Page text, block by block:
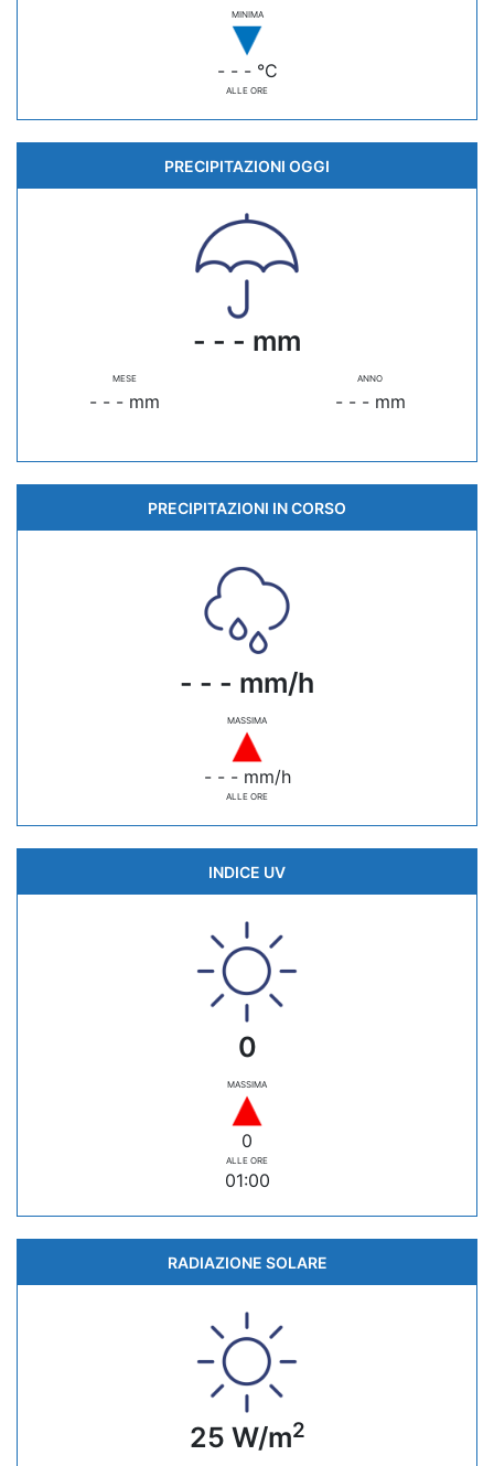
MINIMA
- - - °C
ALLE ORE
PRECIPITAZIONI OGGI
- - - mm
MESE
- - - mm
ANNO
- - - mm
PRECIPITAZIONI IN CORSO
- - - mm/h
MASSIMA
- - - mm/h
ALLE ORE
INDICE UV
0
MASSIMA
0
ALLE ORE
01:00
RADIAZIONE SOLARE
25 W/m2